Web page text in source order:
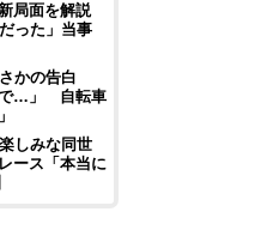
局面を解説
った」当事
かの告白
で…」 自転車
しみな同世
ース「本当に